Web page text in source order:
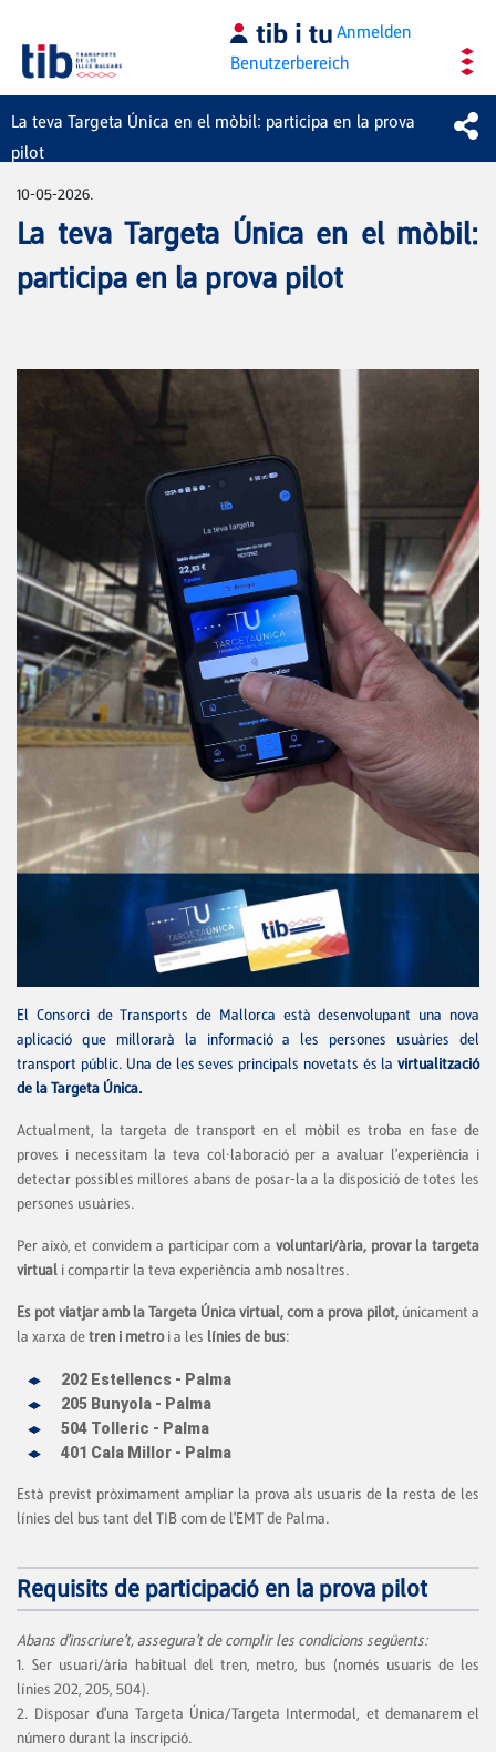
Anmelden
Benutzerbereich
La teva Targeta Única en el mòbil: participa en la prova
pilot
10-05-2026.
La teva Targeta Única en el mòbil:
participa en la prova pilot
El Consorci de Transports de Mallorca està desenvolupant una nova
aplicació que millorarà la informació a les persones usuàries del
transport públic. Una de les seves principals novetats és la virtualització
de la Targeta Única.
Actualment, la targeta de transport en el mòbil es troba en fase de
proves i necessitam la teva col·laboració per a avaluar l'experiència i
detectar possibles millores abans de posar-la a la disposició de totes les
persones usuàries.
Per això, et convidem a participar com a voluntari/ària, provar la targeta
virtual i compartir la teva experiència amb nosaltres.
Es pot viatjar amb la Targeta Única virtual, com a prova pilot, únicament a
la xarxa detren i metroi a les línies de bus:
202 Estellencs - Palma
205 Bunyola - Palma
504 Tolleric - Palma
401 Cala Millor - Palma
Està previst pròximament ampliar la prova als usuaris de la resta de les
línies del bus tant del TIB com de l'EMT de Palma.
Requisits de participació en la prova pilot
Abans d'inscriure't, assegura't de complir les condicions següents:
1. Ser usuari/ària habitual del tren, metro, bus (només usuaris de les
línies 202, 205, 504).
2. Disposar d'una Targeta Única/Targeta Intermodal, et demanarem el
número durant la inscripció.